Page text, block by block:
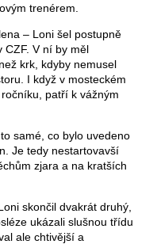
trenérem.
– Loni šel postupně
CZF. V ní by měl
krk, kdyby nemusel
I když v mosteckém
patří k vážným
samé, co bylo uvedeno
Je tedy nestartovavší
zjara a na kratších
skončil dvakrát druhý,
ukázali slušnou třídu
ale chtivější a